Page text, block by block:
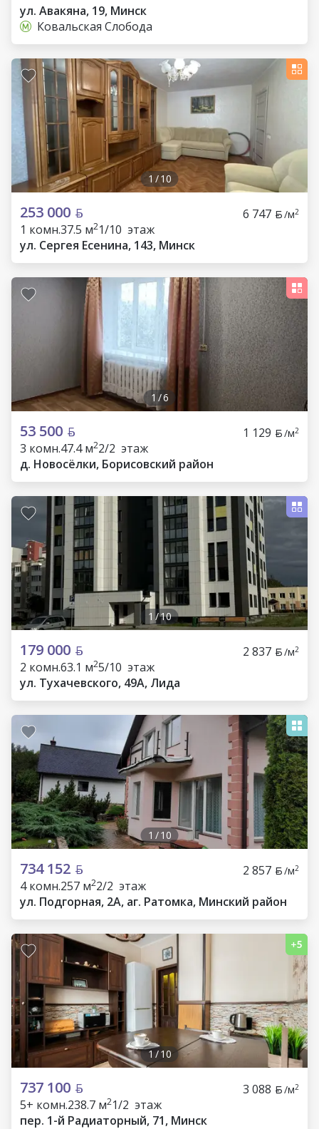
ул. Авакяна, 19, Минск
Ковальская Слобода
1 /10
253 000 6 747 /м2
1 комн.37.5 м21/10 этаж
ул. Сергея Есенина, 143, Минск
1 /6
53 500 1 129 /м2
3 комн.47.4 м22/2 этаж
д. Новосёлки, Борисовский район
1 /10
179 000 2 837 /м2
2 комн.63.1 м25/10 этаж
ул. Тухачевского, 49А, Лида
1 /10
734 152 2 857 /м2
4 комн.257 м22/2 этаж
ул. Подгорная, 2А, аг. Ратомка, Минский район
1/10
737 100 3 088 /м2
5+ комн.238.7 м21/2 этаж
пер. 1-й Радиаторный, 71, Минск